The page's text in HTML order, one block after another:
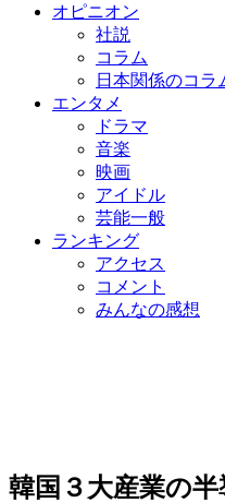
オピニオン
社説
コラム
日本関係のコラ
エンタメ
ドラマ
音楽
映画
アイドル
芸能一般
ランキング
アクセス
コメント
みんなの感想
韓国３大産業の